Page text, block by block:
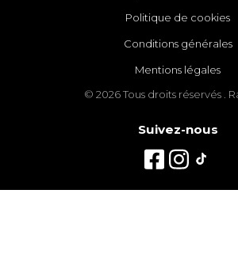
Politique de cookies
Conditions générales
Mentions légales
© 2026 Tous droits réservés .
Suivez-nous